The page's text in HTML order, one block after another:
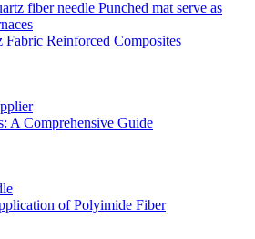
Reinforced Composites
A Comprehensive Guide
of Polyimide Fiber